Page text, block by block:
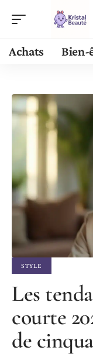
Achats Bien-
STYLE
Les
courte
de